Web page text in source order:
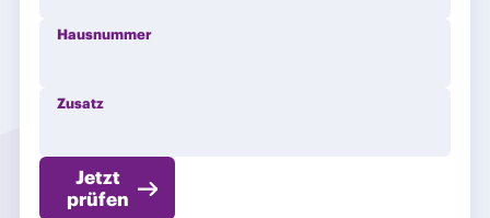
Hausnummer
Zusatz
Jetzt
prüfen